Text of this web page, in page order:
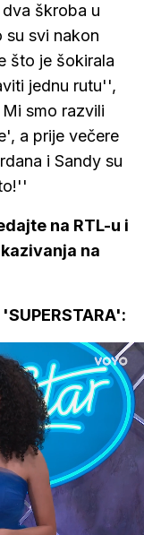
škroba u
su svi nakon
što je šokirala
jednu rutu'',
smo razvili
a prije večere
i Sandy su
na RTL-u i
na